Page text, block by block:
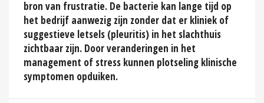
bron van frustratie. De bacterie kan lange tijd op
het bedrijf aanwezig zijn zonder dat er kliniek of
suggestieve letsels (pleuritis) in het slachthuis
zichtbaar zijn. Door veranderingen in het
management of stress kunnen plotseling klinische
symptomen opduiken.